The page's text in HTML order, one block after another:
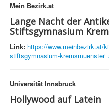
Mein Bezirk.at
Lange Nacht der
Stiftsgymnasium
Link: https://www.meinbezirk.at/
stiftsgymnasium-
Universität Innsbruck
Hollywood auf Latein